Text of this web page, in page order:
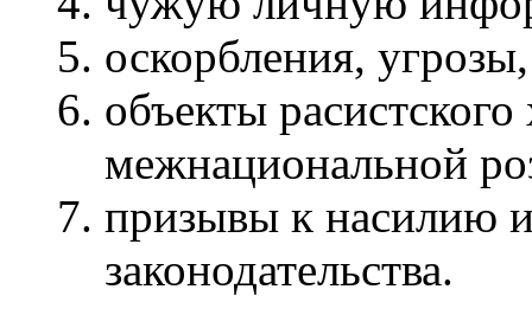
оскорбления,
объекты
межнациональной
призывы к насилию
законодательства.